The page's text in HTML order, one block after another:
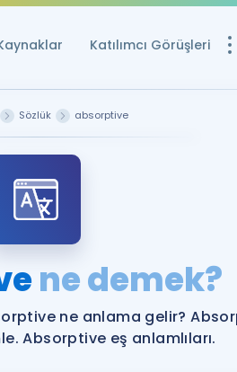
Katılımcı Görüşleri
Ücretsiz
YDS ve YÖKDİL
YDS ve YÖKDİL'e
Sözlük absorptive
ne demek?
ne anlama gelir?
Absorptive eş anlamlıları.